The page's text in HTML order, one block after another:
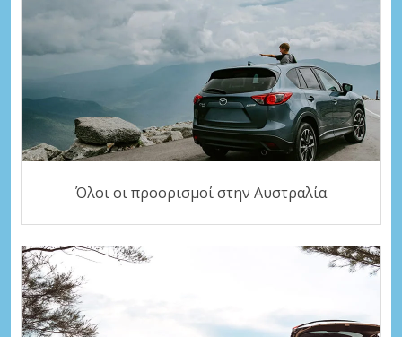
Όλοι οι προορισμοί στην Αυστραλία